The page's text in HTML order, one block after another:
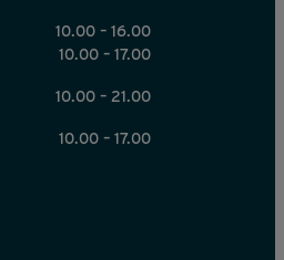
10.00 – 16.00
10.00 – 17.00
10.00 – 21.00
10.00 – 17.00